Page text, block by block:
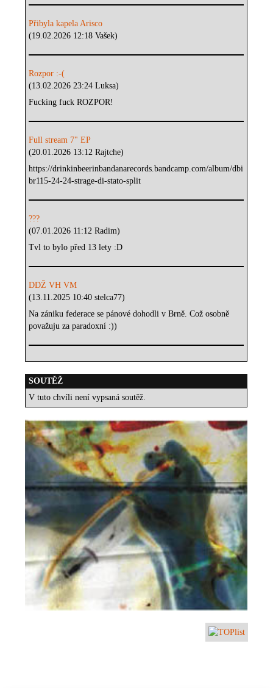
Přibyla kapela Arisco
(19.02.2026 12:18 Vašek)
Rozpor :-(
(13.02.2026 23:24 Luksa)
Fucking fuck ROZPOR!
Full stream 7" EP
(20.01.2026 13:12 Rajtche)
https://drinkinbeerinbandanarecords.bandcamp.com/album/dbi
br115-24-24-strage-di-stato-split
???
(07.01.2026 11:12 Radim)
Tvl to bylo před 13 lety :D
DDŽ VH VM
(13.11.2025 10:40 stelca77)
Na zániku federace se pánové dohodli v Brně. Což osobně
považuju za paradoxní :))
SOUTĚŽ
V tuto chvíli není vypsaná soutěž.